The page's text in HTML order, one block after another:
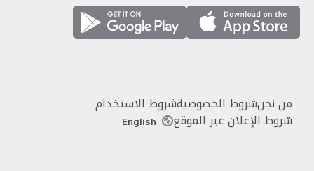
من نحنشروط الخصوصيةشروط الاستخدام
شروط الإعلان عبر الموقع English